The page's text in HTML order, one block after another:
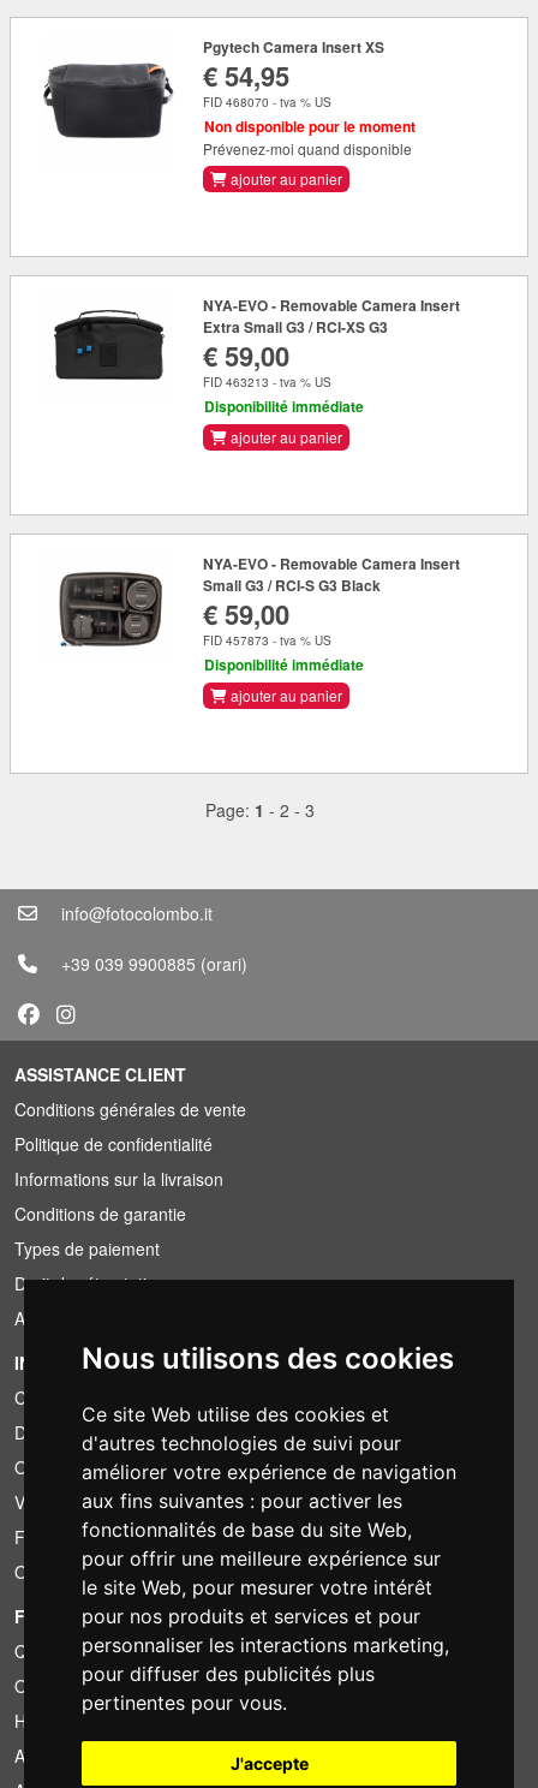
Nous utilisons des cookies
Ce site Web utilise des cookies et
d'autres technologies de suivi pour
améliorer votre expérience de navigation
aux fins suivantes : pour activer les
fonctionnalités de base du site Web,
pour offrir une meilleure expérience sur
le site Web, pour mesurer votre intérêt
pour nos produits et services et pour
personnaliser les interactions marketing,
pour diffuser des publicités plus
pertinentes pour vous.
J'accepte
Pgytech Camera Insert XS
€ 54,95
FID 468070 - tva % US
Non disponible pour le moment
Prévenez-moi quand disponible
ajouter au panier
NYA-EVO - Removable Camera Insert
Extra Small G3 / RCI-XS G3
€ 59,00
FID 463213 - tva % US
Disponibilité immédiate
ajouter au panier
NYA-EVO - Removable Camera Insert
Small G3 / RCI-S G3 Black
€ 59,00
FID 457873 - tva % US
Disponibilité immédiate
ajouter au panier
Page: 1 - 2 - 3
info@fotocolombo.it
+39 039 9900885 (orari)
ASSISTANCE CLIENT
Conditions générales de vente
Politique de confidentialité
Informations sur la livraison
Conditions de garantie
Types de paiement
Droit de rétractation
Application de la TVA
INFORMATION
Conditions de location
Devis
Offre groupée
Vous avez trouvé moins cher?
Financement
Occasion
FOTOCOLOMBO.IT
Qui sommes-nous
Où nous trouver
Horaires d'ouverture
Avis sur Trovaprezzi